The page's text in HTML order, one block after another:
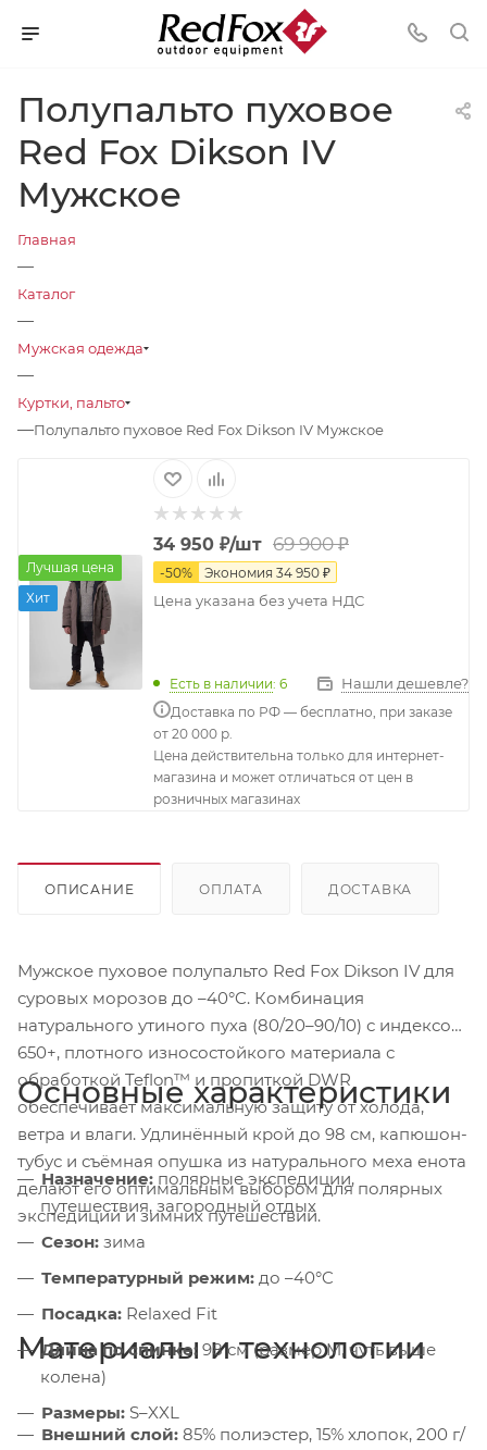
Полупальто пуховое
Red Fox Dikson IV
Мужское
Главная
—
Каталог
—
Мужская одежда
—
Куртки, пальто
—Полупальто пуховое Red Fox Dikson IV Мужское
Лучшая цена
Хит
34 950 ₽/шт 69 900₽
-50% Экономия 34 950 ₽
Цена указана без учета НДС
Есть в наличии: 6 Нашли дешевле?
Доставка по РФ — бесплатно, при заказе
от 20 000 р.
Цена действительна только для интернет-
магазина и может отличаться от цен в
розничных магазинах
ОПИСАНИЕ ОПЛАТА ДОСТАВКА
Мужское пуховое полупальто Red Fox Dikson IV для
суровых морозов до –40°C. Комбинация
натурального утиного пуха (80/20–90/10) с индексом
650+, плотного износостойкого материала с
обработкой Teflon™ и пропиткой DWR
обеспечивает максимальную защиту от холода,
ветра и влаги. Удлинённый крой до 98 см, капюшон-
тубус и съёмная опушка из натурального меха енота
делают его оптимальным выбором для полярных
экспедиций и зимних путешествий.
Основные характеристики
Назначение: полярные экспедиции,
путешествия, загородный отдых
Сезон: зима
Температурный режим: до –40°C
Посадка: Relaxed Fit
Длина по спинке: 98 см (размер M, чуть выше
колена)
Размеры: S–XXL
Материалы и технологии
Внешний слой: 85% полиэстер, 15% хлопок, 200 г/